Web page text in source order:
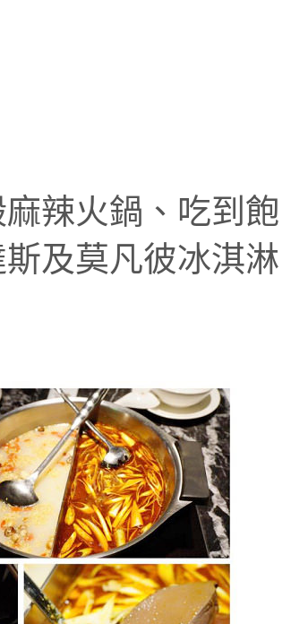
麻辣火鍋、吃到飽
及莫凡彼冰淇淋